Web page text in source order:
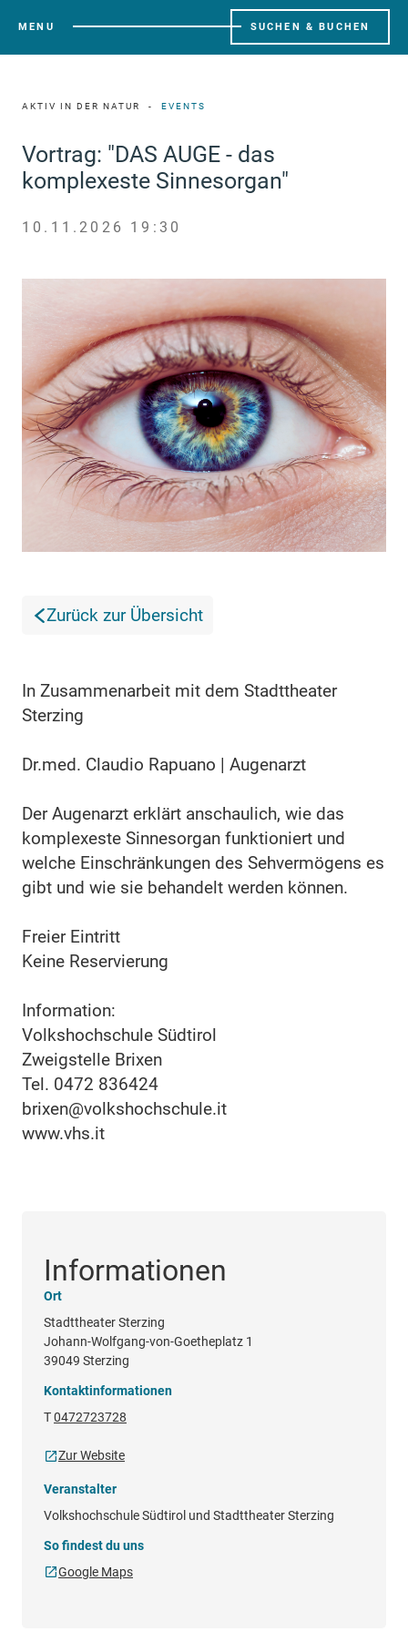
MENU SUCHEN & BUCHEN
AKTIV IN DER NATUR EVENTS
Vortrag: "DAS AUGE - das
komplexeste Sinnesorgan"
10.11.2026 19:30
Zurück zur Übersicht
In Zusammenarbeit mit dem Stadttheater
Sterzing
Dr.med. Claudio Rapuano | Augenarzt
Der Augenarzt erklärt anschaulich, wie das
komplexeste Sinnesorgan funktioniert und
welche Einschränkungen des Sehvermögens es
gibt und wie sie behandelt werden können.
Freier Eintritt
Keine Reservierung
Information:
Volkshochschule Südtirol
Zweigstelle Brixen
Tel. 0472 836424
brixen@volkshochschule.it
www.vhs.it
Informationen
Ort
Stadttheater Sterzing
Johann-Wolfgang-von-Goetheplatz 1
39049 Sterzing
Kontaktinformationen
T0472723728
Zur Website
Veranstalter
Volkshochschule Südtirol und Stadttheater Sterzing
So findest du uns
Google Maps